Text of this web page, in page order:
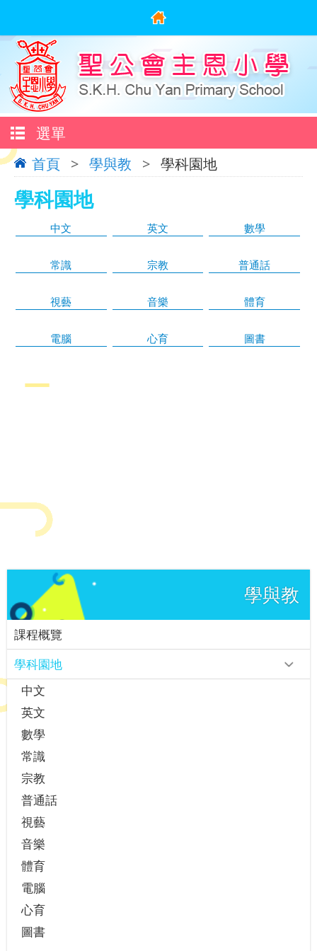
選單
首頁 > 學與教 > 學科園地
學科園地
中文 英文 數學
常識 宗教 普通話
視藝 音樂 體育
電腦 心育 圖書
學與教
課程概覽
學科園地
中文
英文
數學
常識
宗教
普通話
視藝
音樂
體育
電腦
心育
圖書